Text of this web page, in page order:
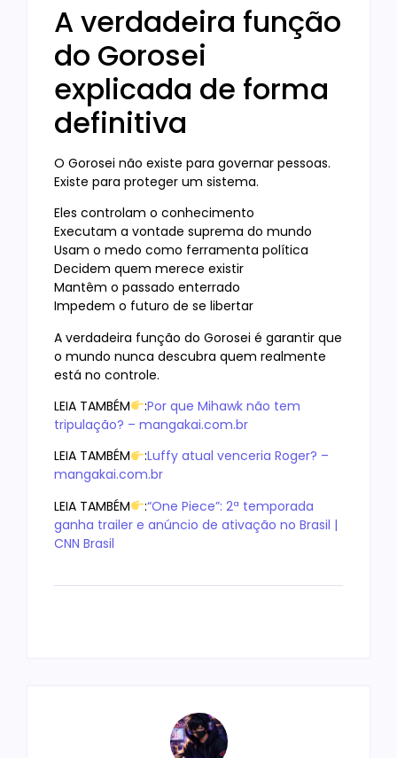
A verdadeira função
do Gorosei
explicada de forma
definitiva
O Gorosei não existe para governar pessoas.
Existe para proteger um sistema.
Eles controlam o conhecimento
Executam a vontade suprema do mundo
Usam o medo como ferramenta política
Decidem quem merece existir
Mantêm o passado enterrado
Impedem o futuro de se libertar
A verdadeira função do Gorosei é garantir que
o mundo nunca descubra quem realmente
está no controle.
LEIA TAMBÉM
:Por que Mihawk não tem
tripulação? – mangakai.com.br
LEIA TAMBÉM
:Luffy atual venceria Roger? –
mangakai.com.br
LEIA TAMBÉM
:“One Piece”: 2ª temporada
ganha trailer e anúncio de ativação no Brasil |
CNN Brasil